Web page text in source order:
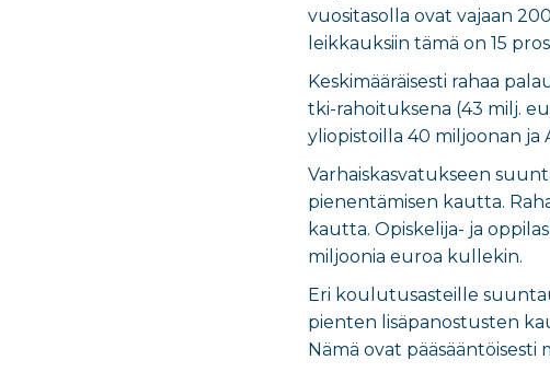
vuositasolla ovat vajaan
leikkauksiin tämä on 15
Keskimääräisesti rahaa
tki-rahoituksena (43 milj.
yliopistoilla 40 miljoonan
Varhaiskasvatukseen
pienentämisen kautta.
kautta. Opiskelija- ja
miljoonia euroa kullekin.
Eri koulutusasteille
pienten lisäpanostusten
Nämä ovat